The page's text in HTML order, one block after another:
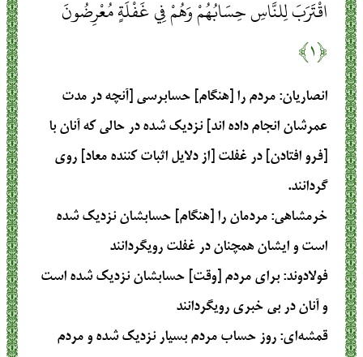
اقْتَرَبَ لِلنَّاسِ حِسَابُهُمْ وَهُمْ فِي غَفْلَةٍ مُعْرِضُونَ
﴿۱﴾
انصاریان: مردم را [هنگام] حسابرسی [آنچه در مدت
عمرشان انجام داده اند] نزدیک شده در حالی که آنان با
[فرو افتادن] در غفلت [از دلایل اثبات کننده معاد] روی
گردانند.
خرمشاهی: مردمان را [هنگام‏] حسابشان نزديك شده
است و ايشان همچنان در غفلت رويگردانند
فولادوند: براى مردم [وقت] حسابشان نزديك شده است
و آنان در بى‏ خبرى رويگردانند
قمشه‌ای: روز حساب مردم بسیار نزدیک شده و مردم